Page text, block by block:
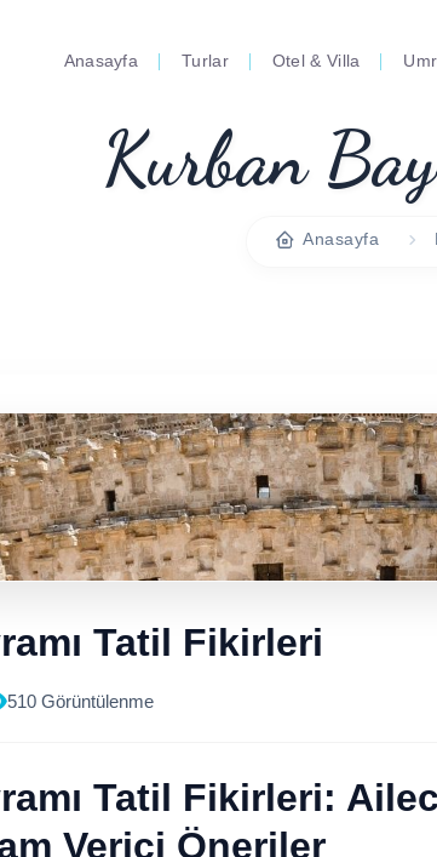
Anasayfa Turlar Otel & Villa
Kurban
Anasayfa
Tatil Fikirleri
510 Görüntülenme
Tatil Fikirleri:
Verici Öneriler